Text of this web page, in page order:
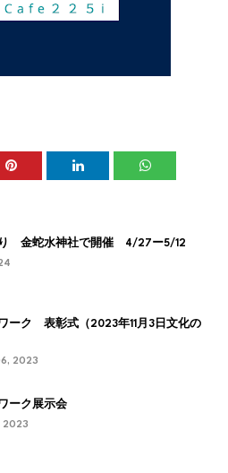
金蛇水神社で開催 4/27ー5/12
ーク 表彰式（2023年11月3日文化の
2023
ーク展示会
2023